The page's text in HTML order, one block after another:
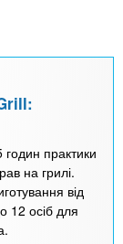
практики
на грилі.
від
12 осіб для